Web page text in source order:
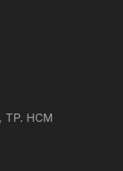
TP. HCM